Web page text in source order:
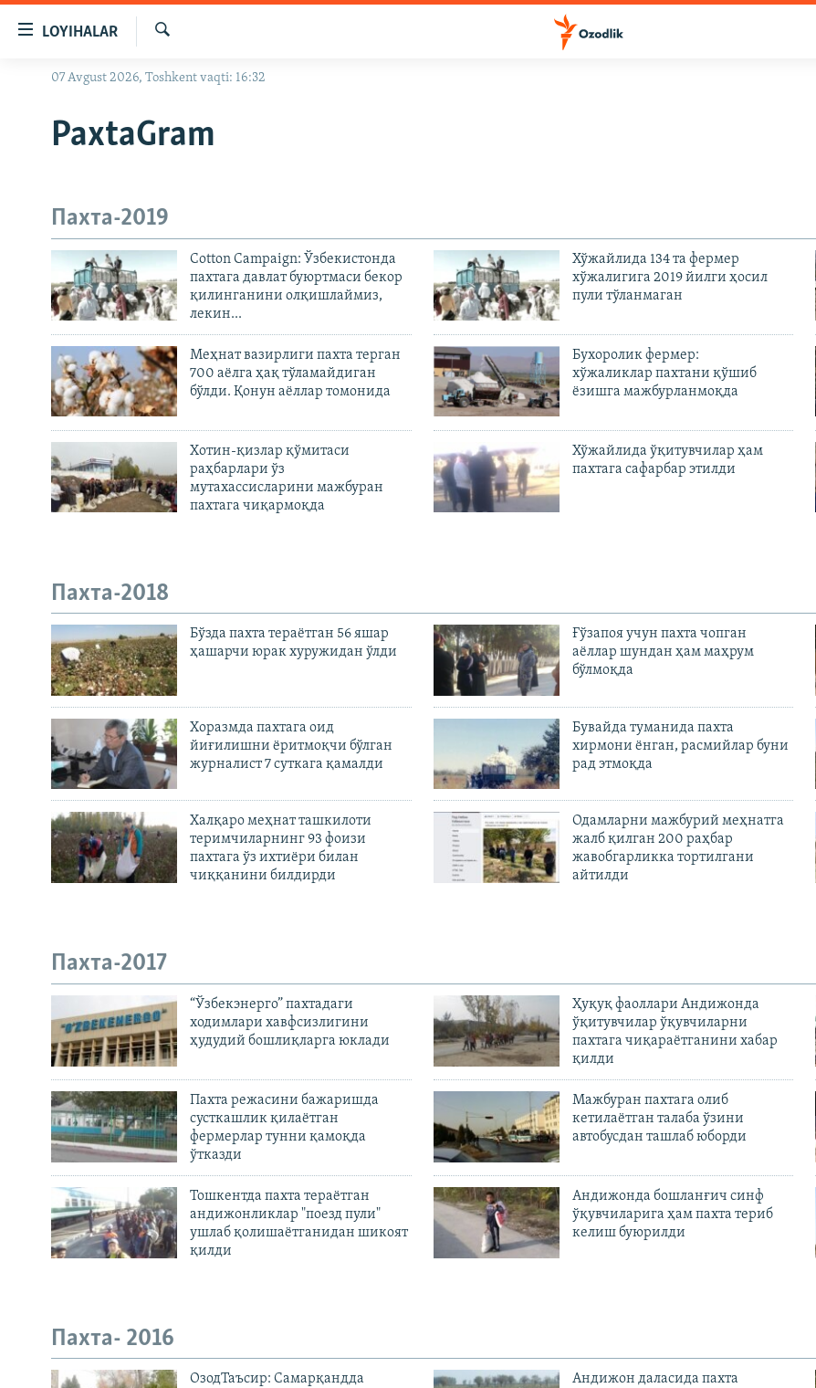
Бош
навигацияга
LOYIHALAR
OZODLIK SURISHTIRUVLARI
OZODVIDEO
OZODARXIV
Излаш
07 Avgust 2026, Toshkent vaqti: 16:32
PaxtaGram
Пахта-2019
Cotton Campaign: Ўзбекистонда
пахтага давлат буюртмаси бекор
қилинганини олқишлаймиз,
лекин...
Хўжайлида 134 та фермер
хўжалигига 2019 йилги ҳосил
пули тўланмаган
Меҳнат вазирлиги пахта терган
700 аёлга ҳақ тўламайдиган
бўлди. Қонун аёллар томонида
Бухоролик фермер:
хўжаликлар пахтани қўшиб
ёзишга мажбурланмоқда
Хотин-қизлар қўмитаси
раҳбарлари ўз
мутахассисларини мажбуран
пахтага чиқармоқда
Хўжайлида ўқитувчилар ҳам
пахтага сафарбар этилди
Пахта-2018
Бўзда пахта тераётган 56 яшар
ҳашарчи юрак хуружидан ўлди
Ғўзапоя учун пахта чопган
аёллар шундан ҳам маҳрум
бўлмоқда
Хоразмда пахтага оид
йиғилишни ёритмоқчи бўлган
журналист 7 суткага қамалди
Бувайда туманида пахта
хирмони ёнган, расмийлар буни
рад этмоқда
Халқаро меҳнат ташкилоти
теримчиларнинг 93 фоизи
пахтага ўз ихтиёри билан
чиққанини билдирди
Одамларни мажбурий меҳнатга
жалб қилган 200 раҳбар
жавобгарликка тортилгани
айтилди
Пахта-2017
“Ўзбекэнерго” пахтадаги
ходимлари хавфсизлигини
ҳудудий бошлиқларга юклади
Ҳуқуқ фаоллари Андижонда
ўқитувчилар ўқувчиларни
пахтага чиқараётганини хабар
қилди
Пахта режасини бажаришда
сусткашлик қилаётган
фермерлар тунни қамоқда
ўтказди
Мажбуран пахтага олиб
кетилаётган талаба ўзини
автобусдан ташлаб юборди
Тошкентда пахта тераётган
андижонликлар "поезд пули"
ушлаб қолишаётганидан шикоят
қилди
Андижонда бошланғич синф
ўқувчиларига ҳам пахта териб
келиш буюрилди
Пахта- 2016
ОзодТаъсир: Самарқандда
Андижон даласида пахта